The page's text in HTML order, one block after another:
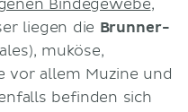
Bindegewebe,
liegen die Brunner-
muköse,
vor allem Muzine und
befinden sich